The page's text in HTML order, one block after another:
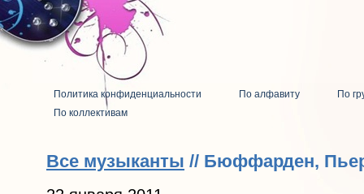
Политика конфиденциальности По алфавиту
По
По коллективам
Все музыканты // Бюффарден,